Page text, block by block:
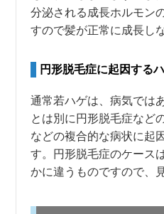
分泌される成長ホルモン
すので髪が正常に成長し
円形脱毛症に起因する
通常若ハゲは、病気では
とは別に円形脱毛症など
などの複合的な病状に起
す。円形脱毛症のケース
かに違うものですので、